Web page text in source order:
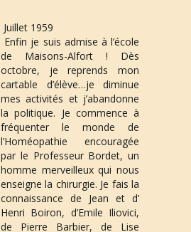
Juillet 1959
de Maisons-Alfort ! Dès
octobre, je reprends mon
cartable d’élève…je diminue
mes activités et j’abandonne
la politique. Je commence à
fréquenter le monde de
l’Homéopathie encouragée
par le Professeur Bordet, un
homme merveilleux qui nous
enseigne la chirurgie. Je fais la
connaissance de Jean et d’
Henri Boiron, d’Emile Iliovici,
de Pierre Barbier, de Lise